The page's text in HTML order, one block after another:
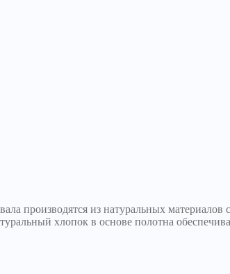
производятся из натуральных материалов
хлопок в основе полотна